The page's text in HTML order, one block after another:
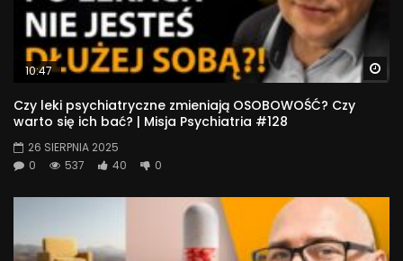
10:47
Czy leki psychiatryczne zmieniają OSOBOWOŚĆ? Czy
warto się ich bać? | Misja Psychiatria #128
26 SIERPNIA 2025
0
537 40 0